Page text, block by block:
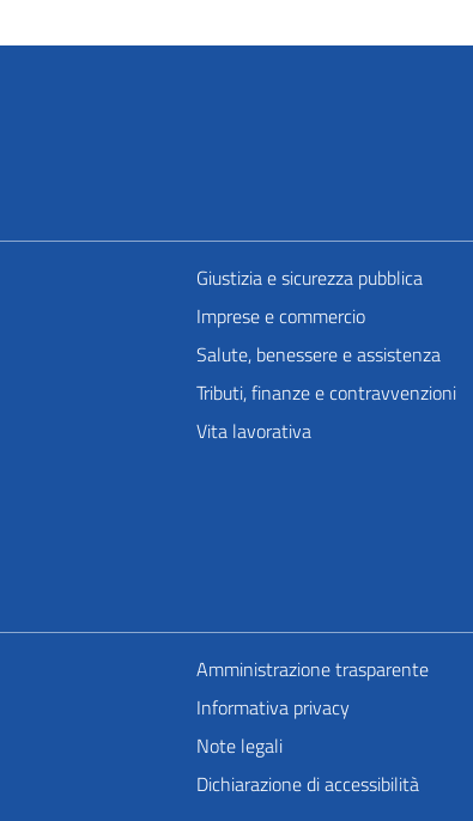
Giustizia e sicurezza pubblica
Imprese e commercio
Salute, benessere e assistenza
Tributi, finanze e contravvenzioni
Vita lavorativa
Amministrazione trasparente
Informativa privacy
Note legali
Dichiarazione di accessibilità